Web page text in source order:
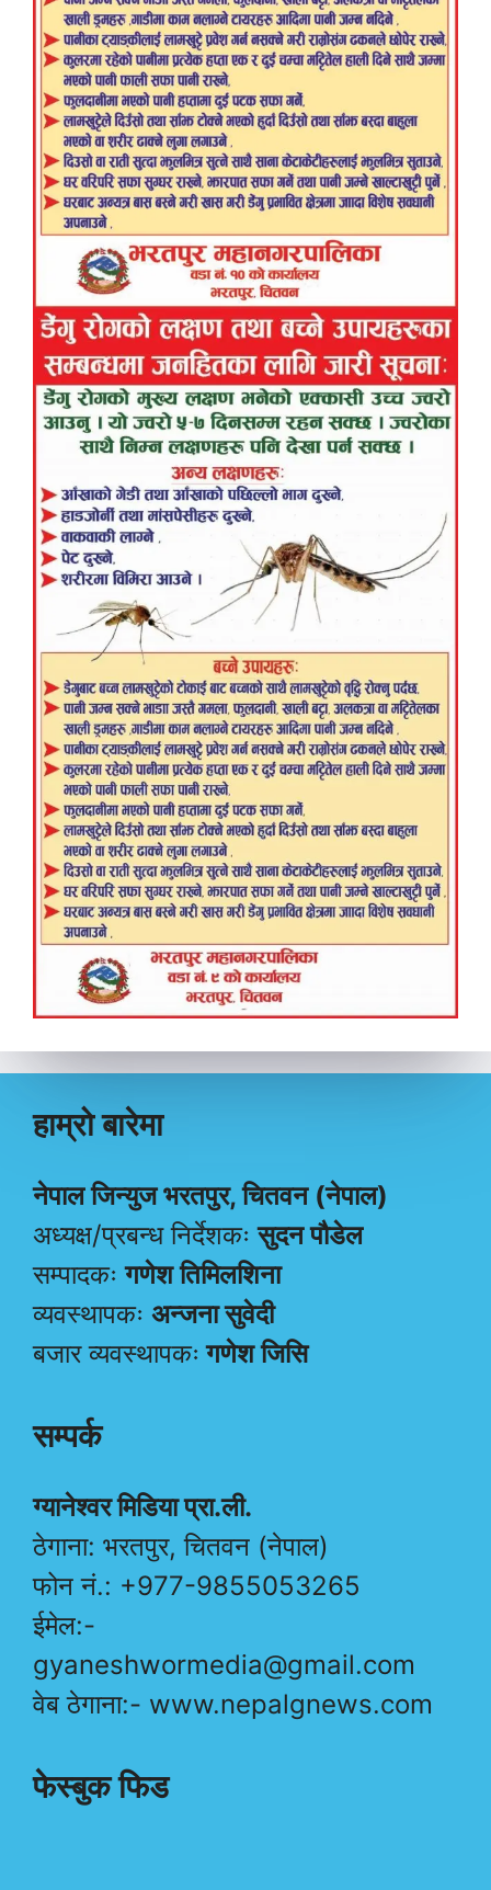
हाम्रो बारेमा
नेपाल जिन्युज भरतपुर, चितवन (नेपाल)
अध्यक्ष/प्रबन्ध निर्देशकःसुदन पौडेल
सम्पादकःगणेश तिमिलशिना
व्यवस्थापकः अन्जना सुवेदी
बजार व्यवस्थापकः गणेश जिसि
सम्पर्क
ग्यानेश्वर मिडिया प्रा.ली.
ठेगाना: भरतपुर, चितवन (नेपाल)
फोन नं.: +977-9855053265
ईमेल:-
gyaneshwormedia@gmail.com
वेब ठेगाना:- www.nepalgnews.com
फेस्बुक फिड